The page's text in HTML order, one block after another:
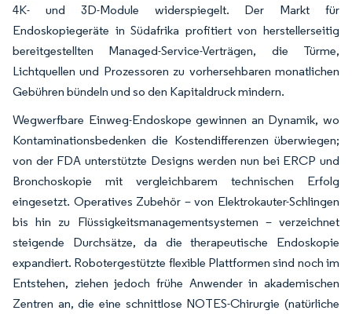
4K- und 3D-Module widerspiegelt. Der Markt für
Endoskopiegeräte in Südafrika profitiert von herstellerseitig
bereitgestellten Managed-Service-Verträgen, die Türme,
Lichtquellen und Prozessoren zu vorhersehbaren monatlichen
Gebühren bündeln und so den Kapitaldruck mindern.
Wegwerfbare Einweg-Endoskope gewinnen an Dynamik, wo
Kontaminationsbedenken die Kostendifferenzen überwiegen;
von der FDA unterstützte Designs werden nun bei ERCP und
Bronchoskopie mit vergleichbarem technischen Erfolg
eingesetzt. Operatives Zubehör – von Elektrokauter-Schlingen
bis hin zu Flüssigkeitsmanagementsystemen – verzeichnet
steigende Durchsätze, da die therapeutische Endoskopie
expandiert. Robotergestützte flexible Plattformen sind noch im
Entstehen, ziehen jedoch frühe Anwender in akademischen
Zentren an, die eine schnittlose NOTES-Chirurgie (natürliche